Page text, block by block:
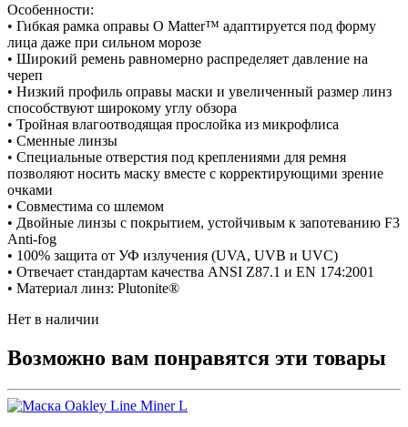
Особенности:
• Гибкая рамка оправы O Matter™ адаптируется под форму
лица даже при сильном морозе
• Широкий ремень равномерно распределяет давление на
череп
• Низкий профиль оправы маски и увеличенный размер линз
способствуют широкому углу обзора
• Тройная влагоотводящая прослойка из микрофлиса
• Сменные линзы
• Специальные отверстия под креплениями для ремня
позволяют носить маску вместе с корректирующими зрение
очками
• Совместима со шлемом
• Двойные линзы с покрытием, устойчивым к запотеванию F3
Anti-fog
• 100% защита от УФ излучения (UVA, UVB и UVC)
• Отвечает стандартам качества ANSI Z87.1 и EN 174:2001
• Материал линз: Plutonite®
Нет в наличии
Возможно вам понравятся эти товары